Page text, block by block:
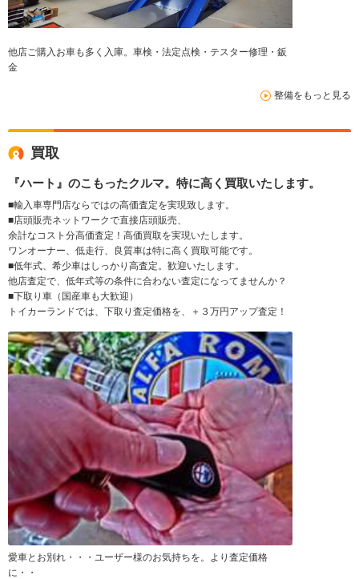
他店ご購入お車も多く入庫。車検・法定点検・テスター修理・鈑
金
整備をもっと見る
買取
『ハート』のこもったクルマ。特に高く買取いたします。
■輸入車専門店ならではの高価査定を実現致します。
■店頭販売ネットワークで直接店頭販売、
余計なコスト分高価査定！高価買取を実現いたします。
ワンオーナー、低走行、良質車は特に高く買取可能です。
■低年式、希少車はしっかり高査定。歓迎いたします。
他店査定で、低年式等の条件に合わない査定になってませんか？
■下取り車（国産車も大歓迎）
トイカーランドでは、下取り査定価格を、＋３万円アップ査定！
愛車とお別れ・・・ユーザー様のお気持ちを。より査定価格
に・・